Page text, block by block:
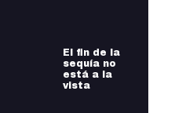
El fin de la
sequía no
está a la
vista